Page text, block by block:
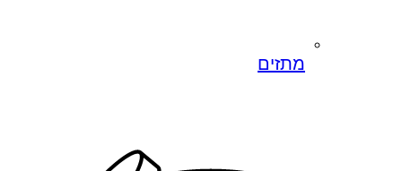
מתזים